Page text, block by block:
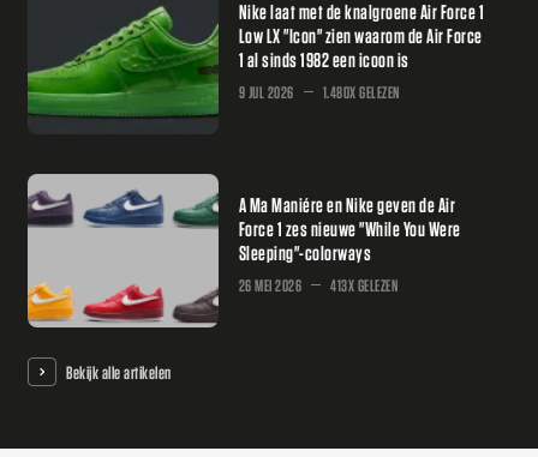
Nike laat met de knalgroene Air Force 1
Low LX "Icon" zien waarom de Air Force
1 al sinds 1982 een icoon is
9 JUL 2026 1.480X GELEZEN
A Ma Maniére en Nike geven de Air
Force 1 zes nieuwe "While You Were
Sleeping"-colorways
26 MEI 2026 413X GELEZEN
Bekijk alle artikelen